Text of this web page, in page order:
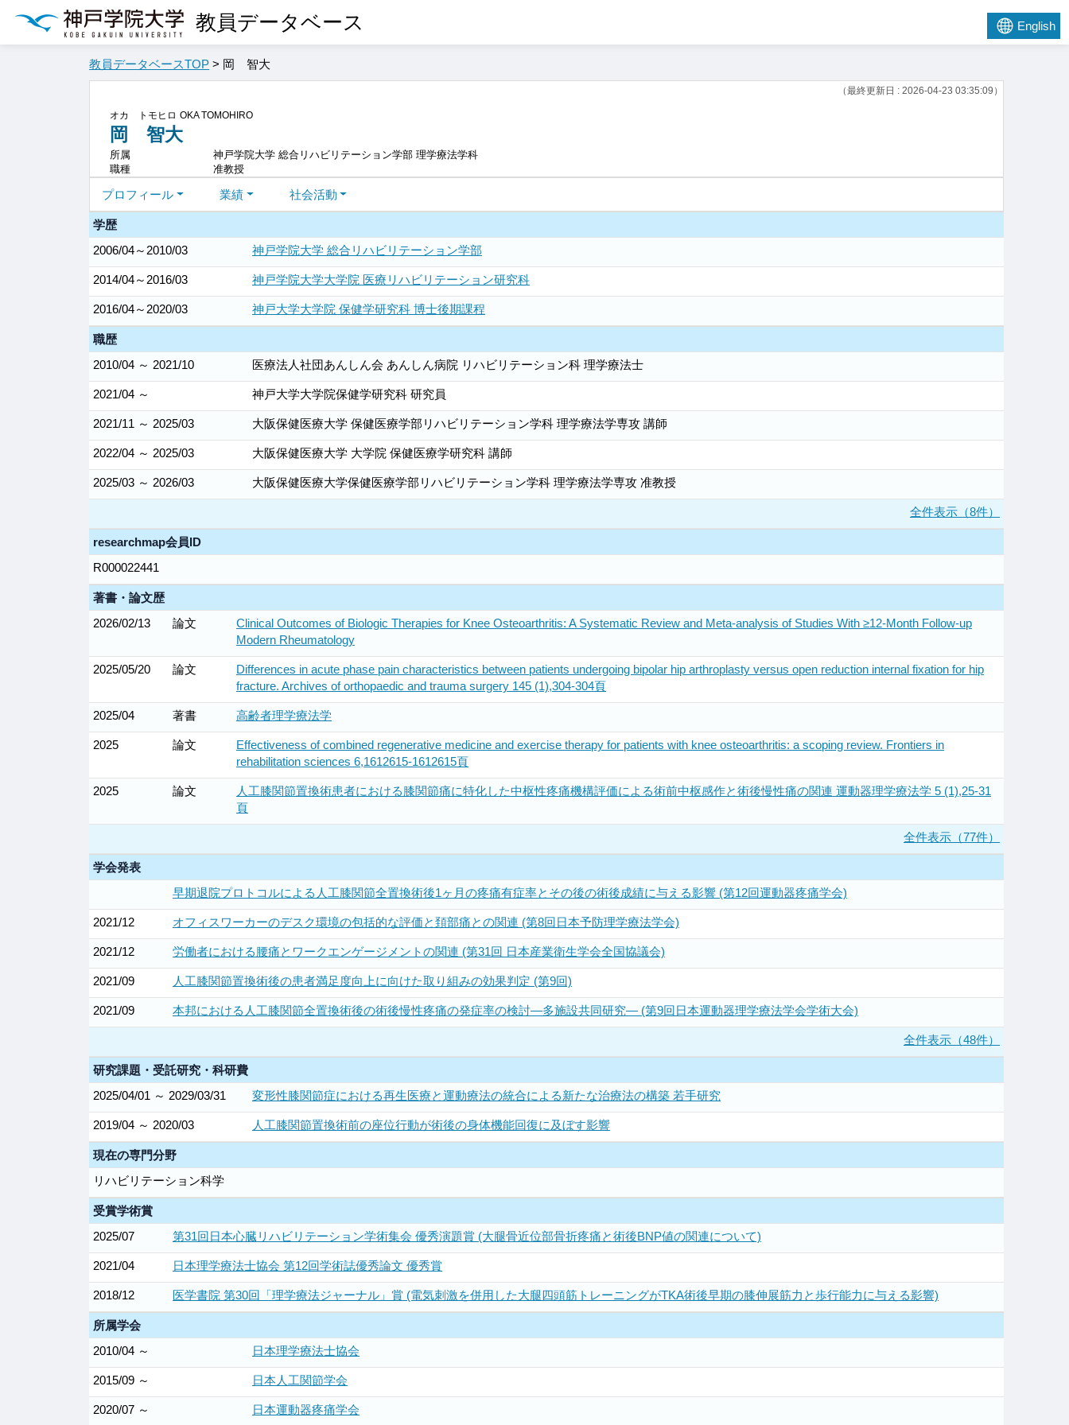
教員データベース English
教員データベースTOP > 岡 智大
（最終更新日 : 2026-04-23 03:35:09）
オカ トモヒロ OKA TOMOHIRO
岡 智大
所属
神戸学院大学 総合リハビリテーション学部 理学療法学科
職種
准教授
プロフィール 業績 社会活動
学歴
2006/04～2010/03
神戸学院大学 総合リハビリテーション学部
2014/04～2016/03 神戸学院大学大学院 医療リハビリテーション研究科
2016/04～2020/03 神戸大学大学院 保健学研究科 博士後期課程
職歴
2010/04 ～ 2021/10
医療法人社団あんしん会 あんしん病院 リハビリテーション科 理学療法士
2021/04 ～ 神戸大学大学院保健学研究科 研究員
2021/11 ～ 2025/03 大阪保健医療大学 保健医療学部リハビリテーション学科 理学療法学専攻 講師
2022/04 ～ 2025/03 大阪保健医療大学 大学院 保健医療学研究科 講師
2025/03 ～ 2026/03 大阪保健医療大学保健医療学部リハビリテーション学科 理学療法学専攻 准教授
全件表示（8件）
researchmap会員ID
R000022441
著書・論文歴
2026/02/13
論文
Clinical Outcomes of Biologic Therapies for Knee Osteoarthritis: A Systematic Review and Meta-analysis of Studies With ≥12-Month Follow-up
Modern Rheumatology
2025/05/20 論文
Differences in acute phase pain characteristics between patients undergoing bipolar hip arthroplasty versus open reduction internal fixation for hip
fracture. Archives of orthopaedic and trauma surgery 145 (1),304-304頁
2025/04 著書 高齢者理学療法学
2025 論文
Effectiveness of combined regenerative medicine and exercise therapy for patients with knee osteoarthritis: a scoping review. Frontiers in
rehabilitation sciences 6,1612615-1612615頁
2025 論文
人工膝関節置換術患者における膝関節痛に特化した中枢性疼痛機構評価による術前中枢感作と術後慢性痛の関連 運動器理学療法学 5 (1),25-31
頁
全件表示（77件）
学会発表
早期退院プロトコルによる人工膝関節全置換術後1ヶ月の疼痛有症率とその後の術後成績に与える影響 (第12回運動器疼痛学会)
2021/12 オフィスワーカーのデスク環境の包括的な評価と頚部痛との関連 (第8回日本予防理学療法学会)
2021/12 労働者における腰痛とワークエンゲージメントの関連 (第31回 日本産業衛生学会全国協議会)
2021/09 人工膝関節置換術後の患者満足度向上に向けた取り組みの効果判定 (第9回)
2021/09 本邦における人工膝関節全置換術後の術後慢性疼痛の発症率の検討―多施設共同研究― (第9回日本運動器理学療法学会学術大会)
全件表示（48件）
研究課題・受託研究・科研費
2025/04/01 ～ 2029/03/31
変形性膝関節症における再生医療と運動療法の統合による新たな治療法の構築 若手研究
2019/04 ～ 2020/03 人工膝関節置換術前の座位行動が術後の身体機能回復に及ぼす影響
現在の専門分野
リハビリテーション科学
受賞学術賞
2025/07
第31回日本心臓リハビリテーション学術集会 優秀演題賞 (大腿骨近位部骨折疼痛と術後BNP値の関連について)
2021/04 日本理学療法士協会 第12回学術誌優秀論文 優秀賞
2018/12 医学書院 第30回「理学療法ジャーナル」賞 (電気刺激を併用した大腿四頭筋トレーニングがTKA術後早期の膝伸展筋力と歩行能力に与える影響)
所属学会
2010/04 ～
日本理学療法士協会
2015/09 ～ 日本人工関節学会
2020/07 ～ 日本運動器疼痛学会